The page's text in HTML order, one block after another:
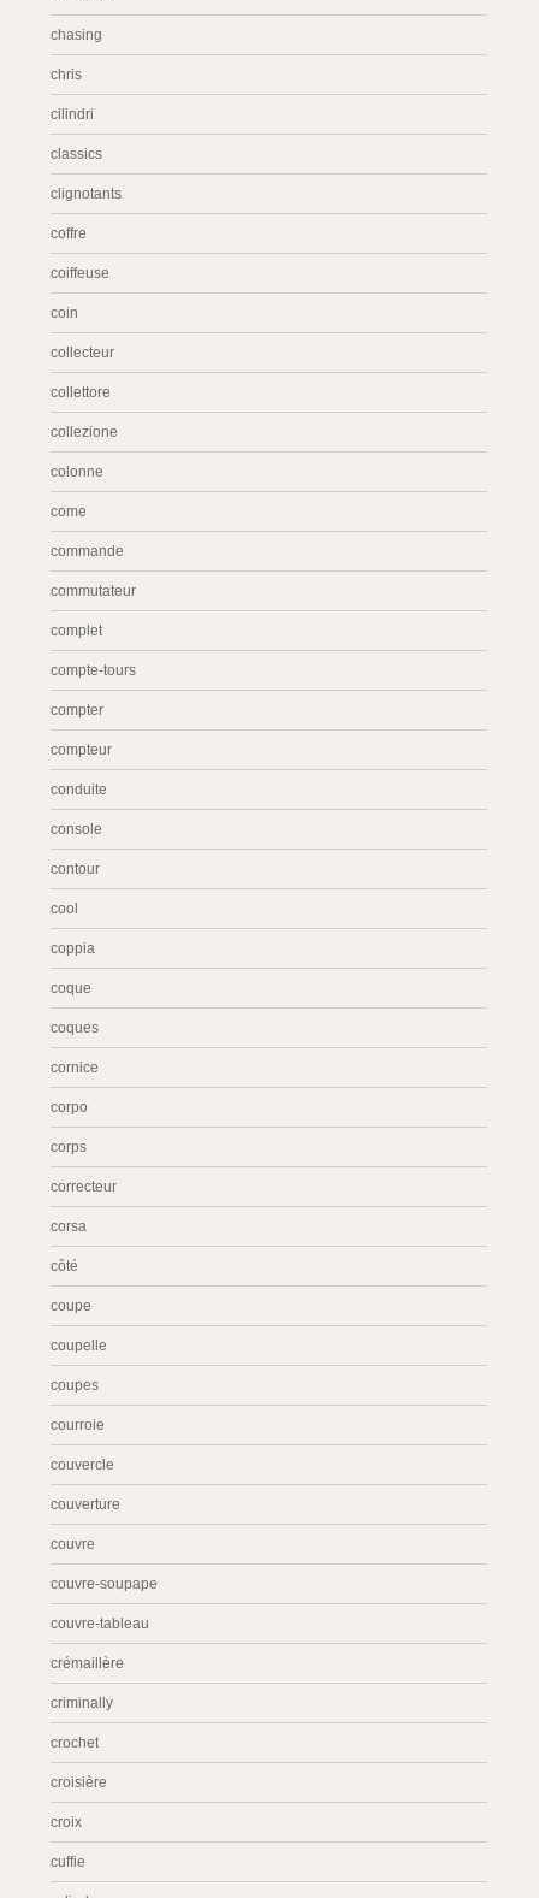
chasing
chris
cilindri
classics
clignotants
coffre
coiffeuse
coin
collecteur
collettore
collezione
colonne
come
commande
commutateur
complet
compte-tours
compter
compteur
conduite
console
contour
cool
coppia
coque
coques
cornice
corpo
corps
correcteur
corsa
côté
coupe
coupelle
coupes
courroie
couvercle
couverture
couvre
couvre-soupape
couvre-tableau
crémaillère
criminally
crochet
croisière
croix
cuffie